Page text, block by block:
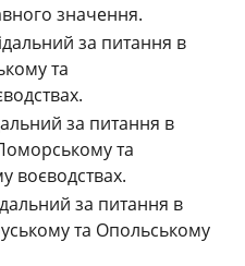
значення.
за питання в
та
за питання в
та
воєводствах.
за питання в
та Опольському